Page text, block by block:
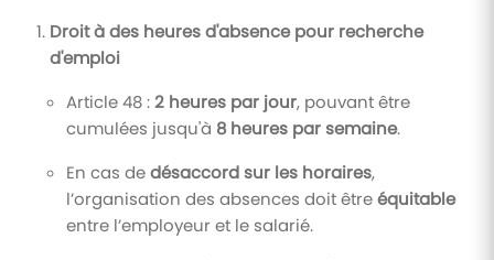
Droit à des heures d'absence pour recherche
d'emploi
Article 48 :2 heures par jour, pouvant être
cumulées jusqu'à 8 heures par semaine.
En cas dedésaccord sur les horaires,
l’organisation des absences doit êtreéquitable
entre l’employeur et le salarié.